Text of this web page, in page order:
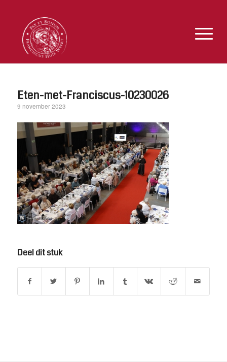
Eten-met-Franciscus-10230026
9 november 2023
Deel dit stuk